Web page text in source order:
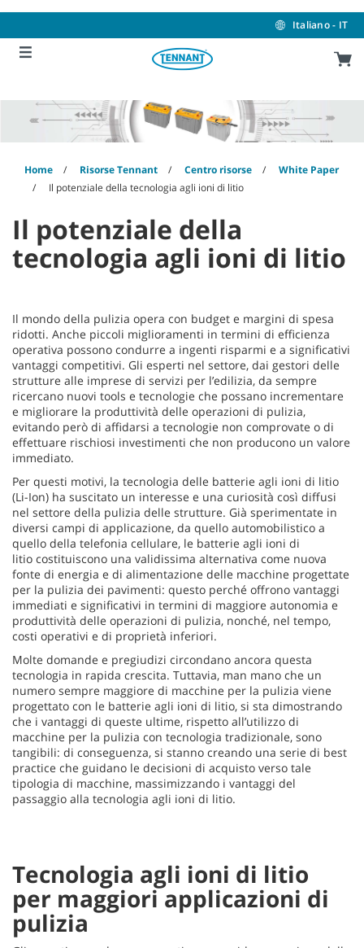
content
navigation
menu
Italiano - IT
Home Risorse Tennant Centro risorse
White Paper
Il potenziale della tecnologia agli ioni di litio
Il potenziale della
tecnologia agli ioni di litio
Il mondo della pulizia opera con budget e margini di spesa
ridotti. Anche piccoli miglioramenti in termini di efficienza
operativa possono condurre a ingenti risparmi e a significativi
vantaggi competitivi. Gli esperti nel settore, dai gestori delle
strutture alle imprese di servizi per l’edilizia, da sempre
ricercano nuovi tools e tecnologie che possano incrementare
e migliorare la produttività delle operazioni di pulizia,
evitando però di affidarsi a tecnologie non comprovate o di
effettuare rischiosi investimenti che non producono un valore
immediato.
Per questi motivi, la tecnologia delle batterie agli ioni di litio
(Li-Ion) ha suscitato un interesse e una curiosità così diffusi
nel settore della pulizia delle strutture. Già sperimentate in
diversi campi di applicazione, da quello automobilistico a
quello della telefonia cellulare, le batterie agli ioni di
litio costituiscono una validissima alternativa come nuova
fonte di energia e di alimentazione delle macchine progettate
per la pulizia dei pavimenti: questo perché offrono vantaggi
immediati e significativi in termini di maggiore autonomia e
produttività delle operazioni di pulizia, nonché, nel tempo,
costi operativi e di proprietà inferiori.
Molte domande e pregiudizi circondano ancora questa
tecnologia in rapida crescita. Tuttavia, man mano che un
numero sempre maggiore di macchine per la pulizia viene
progettato con le batterie agli ioni di litio, si sta dimostrando
che i vantaggi di queste ultime, rispetto all’utilizzo di
macchine per la pulizia con tecnologia tradizionale, sono
tangibili: di conseguenza, si stanno creando una serie di best
practice che guidano le decisioni di acquisto verso tale
tipologia di macchine, massimizzando i vantaggi del
passaggio alla tecnologia agli ioni di litio.
Tecnologia agli ioni di litio
per maggiori applicazioni di
pulizia